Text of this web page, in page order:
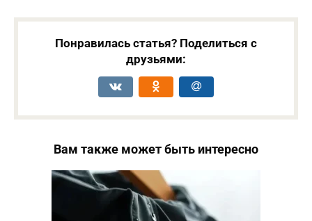
Понравилась статья? Поделиться с
друзьями:
Вам также может быть интересно